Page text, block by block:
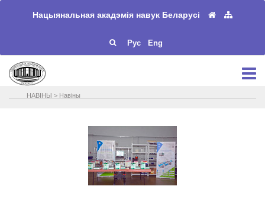
Нацыянальная акадэмія навук Беларусі
Рус Eng
НАВIНЫ > Навіны